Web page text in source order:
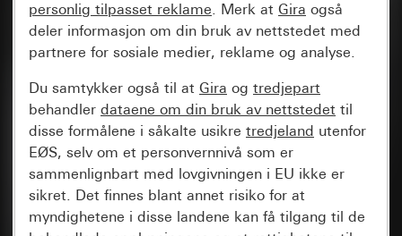
personlig tilpasset reklame. Merk at Gira også
deler informasjon om din bruk av nettstedet med
partnere for sosiale medier, reklame og analyse.
Du samtykker også til at Gira og tredjepart
behandler dataene om din bruk av nettstedet til
disse formålene i såkalte usikre tredjeland utenfor
EØS, selv om et personvernnivå som er
sammenlignbart med lovgivningen i EU ikke er
sikret. Det finnes blant annet risiko for at
myndighetene i disse landene kan få tilgang til de